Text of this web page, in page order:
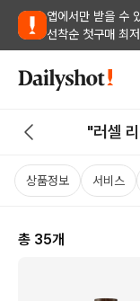
앱에서만 받을 수
선착순 첫구매 최
"러셀
상품정보 서비스
총 35개